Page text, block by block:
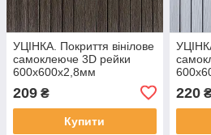
УЦІНКА. Покриття вінілове
самоклеюче 3D рейки
600х600х2,8мм
00002962
209 ₴
Купити
220